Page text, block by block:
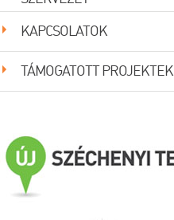
KAPCSOLATOK
TÁMOGATOTT PROJEKTEK